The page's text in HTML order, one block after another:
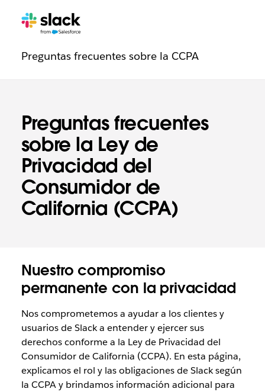
Preguntas frecuentes
sobre la Ley de
Privacidad del
Consumidor de
California (CCPA)
Navegación
Páginas
Preguntas frecuentes sobre la CCPAadicionales
Nuestro compromiso
permanente con la privacidad
Nos comprometemos a ayudar a los clientes y
usuarios de Slack a entender y ejercer sus
derechos conforme a la Ley de Privacidad del
Consumidor de California (CCPA). En esta página,
explicamos el rol y las obligaciones de Slack según
la CCPA y brindamos información adicional para